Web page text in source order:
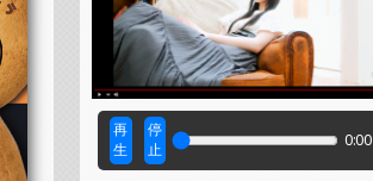
再
生
停
止
0:00